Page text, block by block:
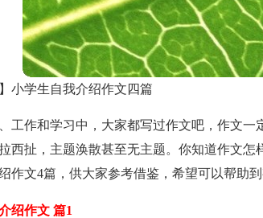
】小学生自我介绍作文四篇
工作和学习中，大家都写过作文吧，作文一
西扯，主题涣散甚至无主题。你知道作文
作文4篇，供大家参考借鉴，希望可以帮助到
绍作文 篇1